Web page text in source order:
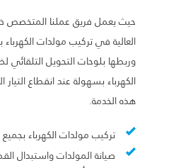
حيث يعمل فريق عملنا المتخصص ذو
العالية في تركيب مولدات
وربطها بلوحات التحويل
الكهرباء بسهولة عند انقطاع
هذه الخدمة.
تركيب مولدات الكهرباء بجميع
صيانة المولدات واستبدال